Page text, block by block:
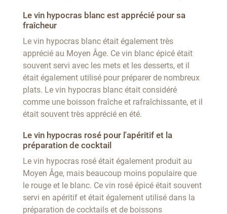
Le vin hypocras blanc est apprécié pour sa
fraîcheur
Le vin hypocras blanc était également très
apprécié au Moyen Âge. Ce vin blanc épicé était
souvent servi avec les mets et les desserts, et il
était également utilisé pour préparer de nombreux
plats. Le vin hypocras blanc était considéré
comme une boisson fraîche et rafraîchissante, et il
était souvent très apprécié en été.
Le vin hypocras rosé pour l'apéritif et la
préparation de cocktail
Le vin hypocras rosé était également produit au
Moyen Âge, mais beaucoup moins populaire que
le rouge et le blanc. Ce vin rosé épicé était souvent
servi en apéritif et était également utilisé dans la
préparation de cocktails et de boissons